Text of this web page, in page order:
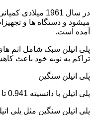
میشود و دستگاه ها و
آمده است.
پلی اتیلن سبک شامل اتم
تراکم به نوبه خود باعث کاهش دانسیته پلیمر
پلی اتیلن سنگین
پلی اتیلن با دانسیته 0.941 تا 0.959 گرم بر سانتی متر مکعب پلی اتیلن سنگین نام دارد.